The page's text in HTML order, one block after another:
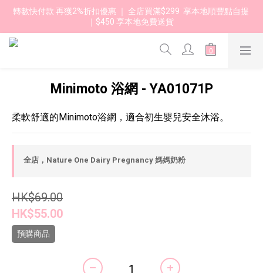
轉數快付款 再獲2%折扣優惠 ｜ 全店買滿$299  享本地順豐點自提
｜$450 享本地免費送貨
Minimoto 浴網 - YA01071P
柔軟舒適的Minimoto浴網，適合初生嬰兒安全沐浴。
全店，Nature One Dairy Pregnancy 媽媽奶粉
HK$69.00
HK$55.00
預購商品